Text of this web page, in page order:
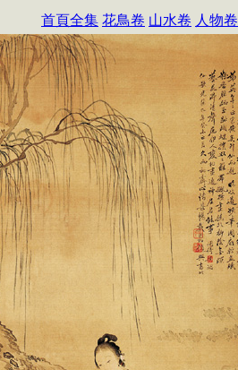
首頁全集 花鳥卷 山水卷 人物卷